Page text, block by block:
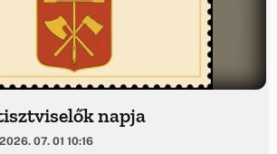
napja
2026. 07. 01 10:16